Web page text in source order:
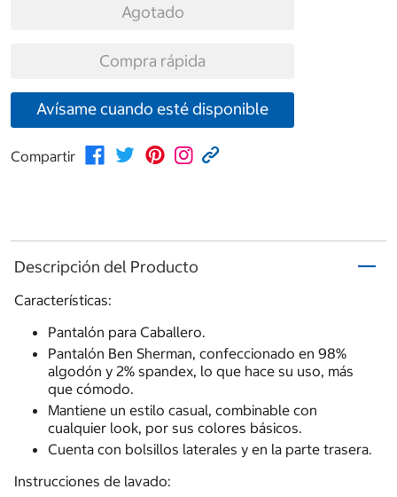
Agotado
Compra rápida
Avísame cuando esté disponible
Compartir
Descripción del Producto
Características:
Pantalón para Caballero.
Pantalón Ben Sherman, confeccionado en 98%
algodón y 2% spandex, lo que hace su uso, más
que cómodo.
Mantiene un estilo casual, combinable con
cualquier look, por sus colores básicos.
Cuenta con bolsillos laterales y en la parte trasera.
Instrucciones de lavado: